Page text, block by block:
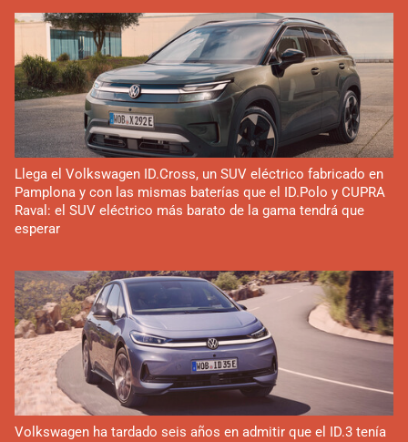
Llega el Volkswagen ID.Cross, un SUV eléctrico fabricado en
Pamplona y con las mismas baterías que el ID.Polo y CUPRA
Raval: el SUV eléctrico más barato de la gama tendrá que
esperar
Volkswagen ha tardado seis años en admitir que el ID.3 tenía